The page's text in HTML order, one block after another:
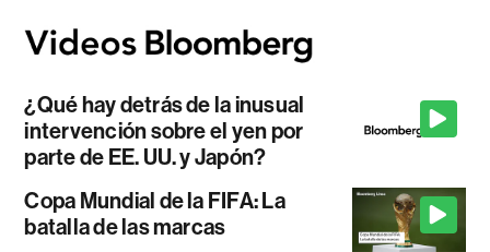
¿Qué hay detrás de la inusual
intervención sobre el yen por
parte de EE. UU. y Japón?
Copa Mundial de la FIFA: La
batalla de las marcas